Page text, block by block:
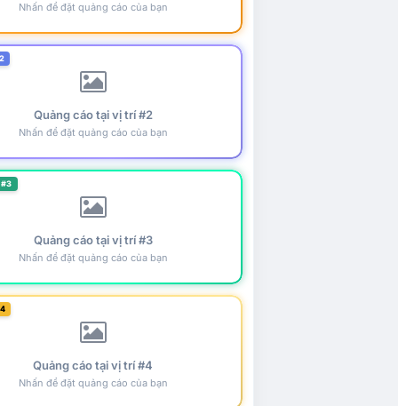
Nhấn để đặt quảng cáo của bạn
Quảng cáo tại vị trí #2
Nhấn để đặt quảng cáo của bạn
Quảng cáo tại vị trí #3
Nhấn để đặt quảng cáo của bạn
Quảng cáo tại vị trí #4
Nhấn để đặt quảng cáo của bạn